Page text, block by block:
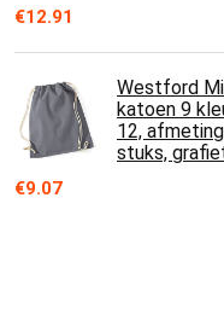
€12.91
Westford
katoen 9
12,
stuks,
€9.07